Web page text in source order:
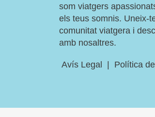
som viatgers
els teus somnis. Uneix-
comunitat viatgera i
amb nosaltres.
Avís Legal Política